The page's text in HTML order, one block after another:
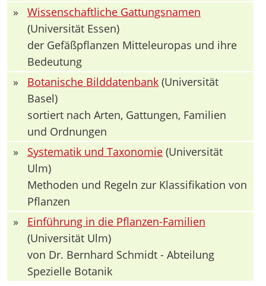
»
Wissenschaftliche Gattungsnamen
(Universität Essen)
der Gefäßpflanzen Mitteleuropas und ihre
Bedeutung
»
Botanische Bilddatenbank (Universität
Basel)
sortiert nach Arten, Gattungen, Familien
und Ordnungen
»
Systematik und Taxonomie (Universität
Ulm)
Methoden und Regeln zur Klassifikation von
Pflanzen
»
Einführung in die Pflanzen-Familien
(Universität Ulm)
von Dr. Bernhard Schmidt - Abteilung
Spezielle Botanik